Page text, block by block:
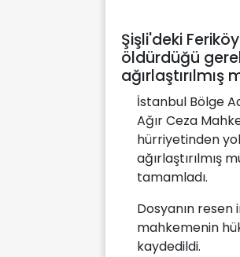
Şişli'deki
öldürdüğü
İstanbul Bölge
Ağır Ceza
hürriyetinden
ağırlaştırılmış
tamamladı.
Dosyanın
mahkemenin
kaydedildi.